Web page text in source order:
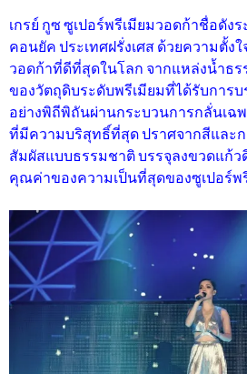
เกรย์ กูซ ซูเปอร์พรีเมียมวอดก้าชื่อดัง
คอนยัค ประเทศฝรั่งเศส ด้วยความตั้ง
วอดก้าที่ดีที่สุดในโลก จากแหล่งน้ำธ
ของวัตถุดิบระดับพรีเมียมที่ได้รับการบ
อย่างพิถีพิถันผ่านกระบวนการกลั่นเฉ
ที่มีความบริสุทธิ์ที่สุด ปราศจากสีและ
สัมผัสแบบธรรมชาติ บรรจุลงขวดแก้ว
คุณค่าของความเป็นที่สุดของซูเปอร์พ